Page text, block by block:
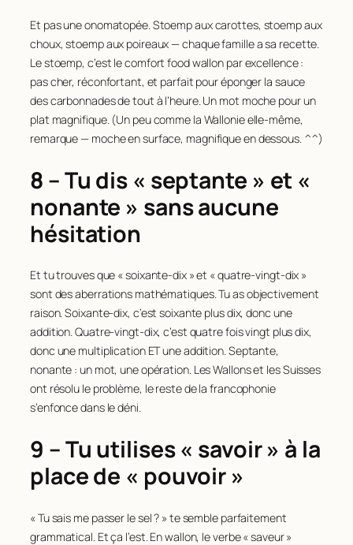
Et pas une onomatopée. Stoemp aux carottes, stoemp aux
choux, stoemp aux poireaux — chaque famille a sa recette.
Le stoemp, c’est le comfort food wallon par excellence :
pas cher, réconfortant, et parfait pour éponger la sauce
des carbonnades de tout à l’heure. Un mot moche pour un
plat magnifique. (Un peu comme la Wallonie elle-même,
remarque — moche en surface, magnifique en dessous. ^^)
8 – Tu dis « septante » et «
nonante » sans aucune
hésitation
Et tu trouves que « soixante-dix » et « quatre-vingt-dix »
sont des aberrations mathématiques. Tu as objectivement
raison. Soixante-dix, c’est soixante plus dix, donc une
addition. Quatre-vingt-dix, c’est quatre fois vingt plus dix,
donc une multiplication ET une addition. Septante,
nonante : un mot, une opération. Les Wallons et les Suisses
ont résolu le problème, le reste de la francophonie
s’enfonce dans le déni.
9 – Tu utilises « savoir » à la
place de « pouvoir »
« Tu sais me passer le sel ? » te semble parfaitement
grammatical. Et ça l’est. En wallon, le verbe « saveur »